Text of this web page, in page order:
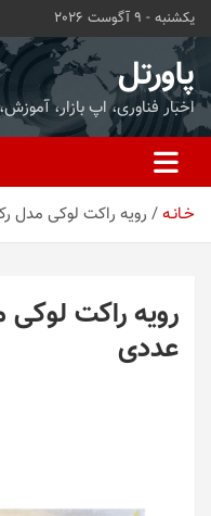
محتوا
بروید
یکشنبه - 9 آگوست 2026
پاورتل
اخبار فناوری، اپ بازار،
خـانـه رویه راکت لوکی مدل رکستون 1
عددی